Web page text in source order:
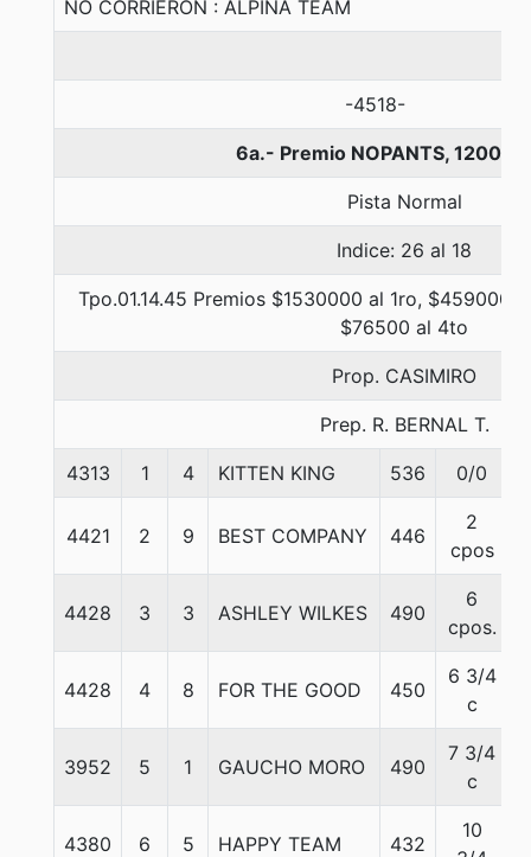
NO CORRIERON : ALPINA TEAM
-4518-
6a.- Premio NOPANTS, 1200
Pista Normal
Indice: 26 al 18
Tpo.01.14.45 Premios $1530000 al 1ro, $459000
$76500 al 4to
Prop. CASIMIRO
Prep. R. BERNAL T.
4313 1 4 KITTEN KING 536 0/0
4421 2 9 BEST COMPANY 446
2
cpos
4428 3 3 ASHLEY WILKES 490
6
cpos.
4428 4 8 FOR THE GOOD 450
6 3/4
c
3952 5 1 GAUCHO MORO 490
7 3/4
c
4380 6 5 HAPPY TEAM 432
10